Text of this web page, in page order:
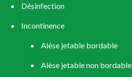
Désinfection
Incontinence
Alèse jetable bordable
Alèse jetable non bordable